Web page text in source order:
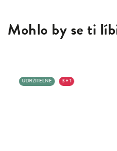
Mohlo by se ti
UDRŽITELNÉ 3 + 1